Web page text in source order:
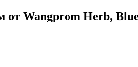
Wangprom Herb,